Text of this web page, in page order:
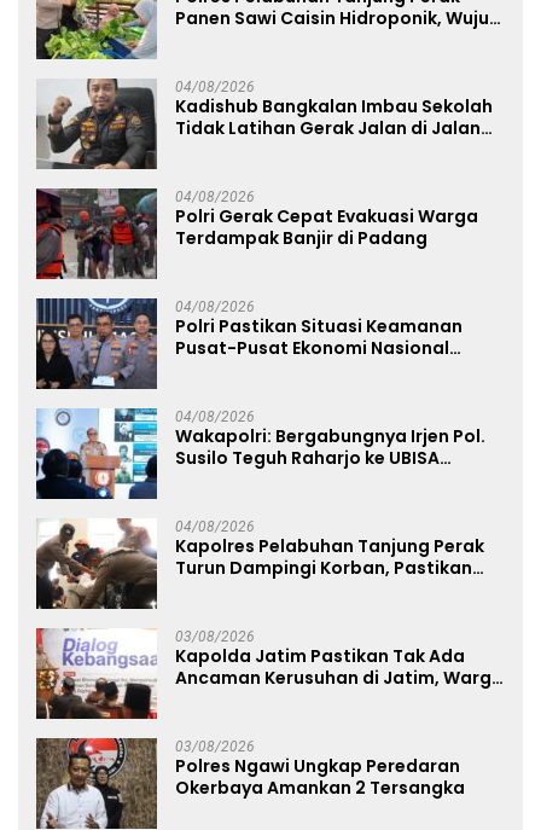
Panen Sawi Caisin Hidroponik, Wujud
04/08/2026
Kadishub Bangkalan Imbau Sekolah
Tidak Latihan Gerak Jalan di Jalan
04/08/2026
Polri Gerak Cepat Evakuasi Warga
Terdampak Banjir di Padang
04/08/2026
Polri Pastikan Situasi Keamanan
Pusat-Pusat Ekonomi Nasional
04/08/2026
Wakapolri: Bergabungnya Irjen Pol.
Susilo Teguh Raharjo ke UBISA
04/08/2026
Kapolres Pelabuhan Tanjung Perak
Turun Dampingi Korban, Pastikan
03/08/2026
Kapolda Jatim Pastikan Tak Ada
Ancaman Kerusuhan di Jatim, Warga
03/08/2026
Polres Ngawi Ungkap Peredaran
Okerbaya Amankan 2 Tersangka